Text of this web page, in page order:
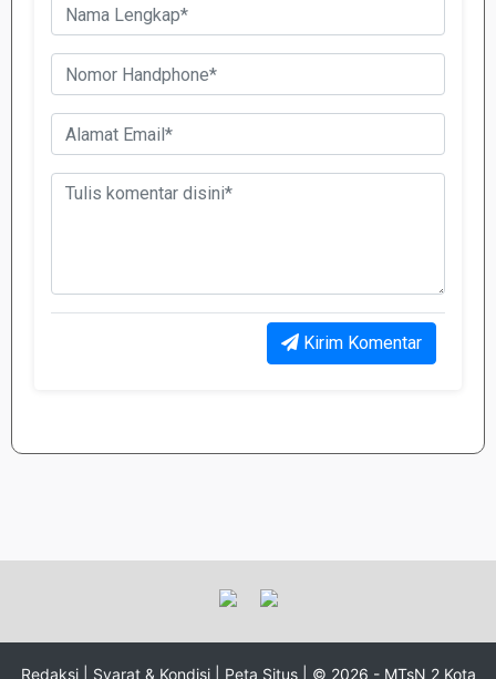
Kirim Komentar
Redaksi | Syarat & Kondisi | Peta Situs | © 2026 - MTsN 2 Kota